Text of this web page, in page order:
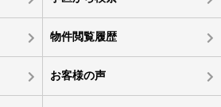
物件閲覧履歴
お客様の声